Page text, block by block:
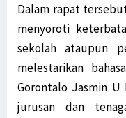
Dalam rapat
menyoroti
sekolah ataupun
melestarikan
Gorontalo Jasmin U
jurusan dan